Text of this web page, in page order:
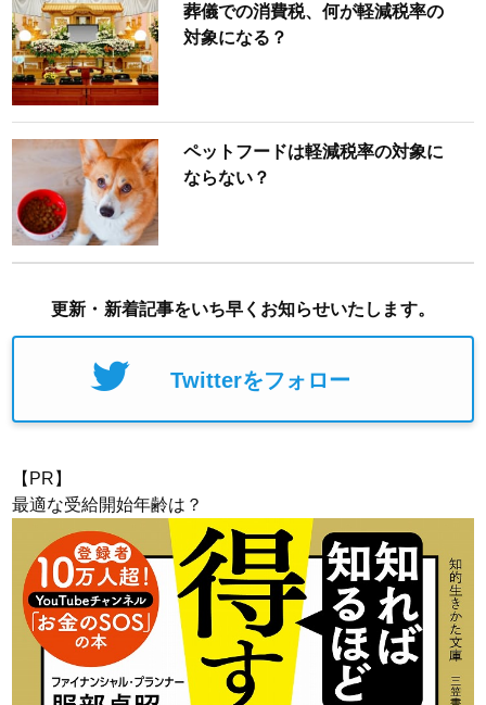
葬儀での消費税、何が軽減税率の
対象になる？
ペットフードは軽減税率の対象に
ならない？
更新・新着記事をいち早くお知らせいたします。
Twitterをフォロー
【PR】
最適な受給開始年齢は？